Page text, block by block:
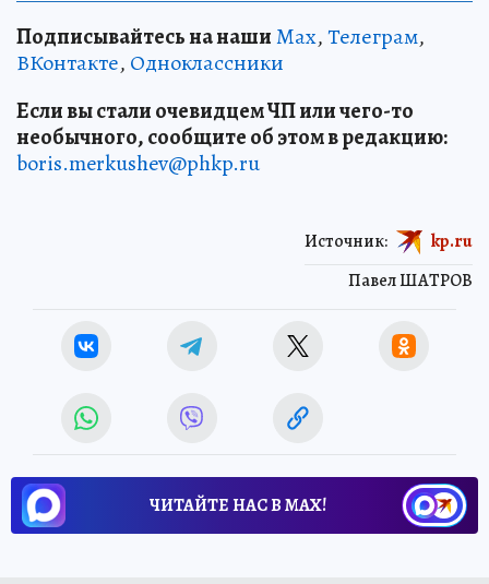
Подписывайтесь на нашиMax,Телеграм,
ВКонтакте, Одноклассники
Если вы стали очевидцем ЧП или чего-то
необычного, сообщите об этом в редакцию:
boris.merkushev@phkp.ru
Павел ШАТРОВ
Источник: kp.ru
ЧИТАЙТЕ НАС В МАХ!